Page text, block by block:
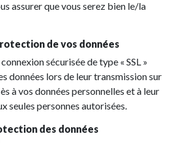
assurer que vous serez bien le/la
de vos données
sécurisée de type « SSL »
données lors de leur transmission sur
à vos données personnelles et à leur
seules personnes autorisées.
des données